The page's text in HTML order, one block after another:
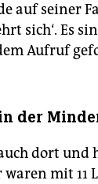
auf seiner
sich‘. Es
Aufruf
der
dort und
waren mit 11